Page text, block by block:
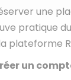
une
pratique
plateforme
un